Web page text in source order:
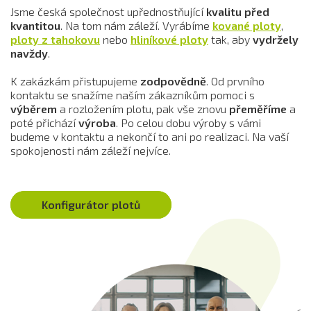
Jsme česká společnost upřednostňující kvalitu před
kvantitou. Na tom nám záleží. Vyrábíme kované ploty,
ploty z tahokovu nebo hliníkové ploty tak, aby vydržely
navždy.
K zakázkám přistupujeme zodpovědně. Od prvního
kontaktu se snažíme naším zákazníkům pomoci s
výběrem a rozložením plotu, pak vše znovu přeměříme a
poté přicházívýroba. Po celou dobu výroby s vámi
budeme v kontaktu a nekončí to ani po realizaci. Na vaší
spokojenosti nám záleží nejvíce.
Konfigurátor plotů